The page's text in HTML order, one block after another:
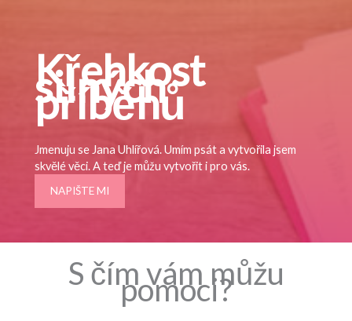
Křehkost
silných
příběhů
Jmenuju se Jana Uhlířová. Umím psát a vytvořila jsem
skvělé věci. A teď je můžu vytvořit i pro vás.
NAPIŠTE MI
S čím vám můžu
pomoci?